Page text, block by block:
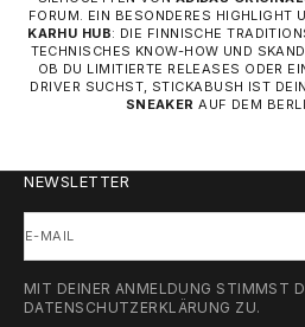
FORUM. EIN BESONDERES HIGHLIGHT
KARHU HUB: DIE FINNISCHE
TECHNISCHES KNOW-HOW UND
OB DU LIMITIERTE RELEASES ODER
DRIVER SUCHST, STICKABUSH IST
SNEAKER AUF DEM
NEWSLETTER
E-MAIL
MIT DEINER ANMELDUNG STIMMST
DATENSCHUTZERKLÄRUNG ZU.